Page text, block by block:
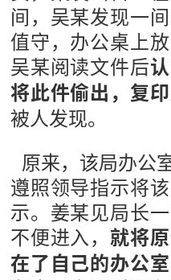
间，吴某发现一
值守，办公桌上
吴某阅读文件后
将此件偷出，复
被人发现。
原来，该局办公
遵照领导指示将
示。姜某见局长
不便进入， 就将
在了自己的办公